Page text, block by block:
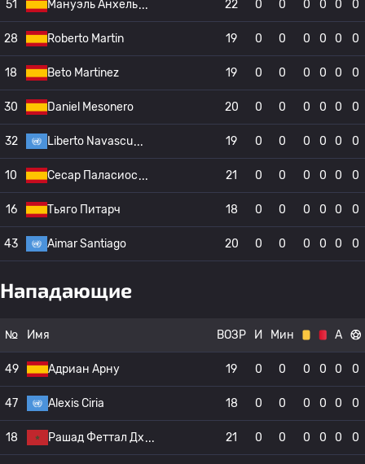
51 Мануэль Анхель 22 0 0 0 0 0 0
28 Roberto Martin 19 0 0 0 0 0 0
18 Beto Martinez 19 0 0 0 0 0 0
30 Daniel Mesonero 20 0 0 0 0 0 0
32 Liberto Navascu 19 0 0 0 0 0 0
10 Сесар Паласиос 21 0 0 0 0 0 0
16 Тьяго Питарч 18 0 0 0 0 0 0
43 Aimar Santiago 20 0 0 0 0 0 0
Нападающие
№ Имя ВОЗР И Мин А
49 Адриан Арну 19 0 0 0 0 0 0
47 Alexis Ciria 18 0 0 0 0 0 0
18 Рашад Феттал Дх 21 0 0 0 0 0 0